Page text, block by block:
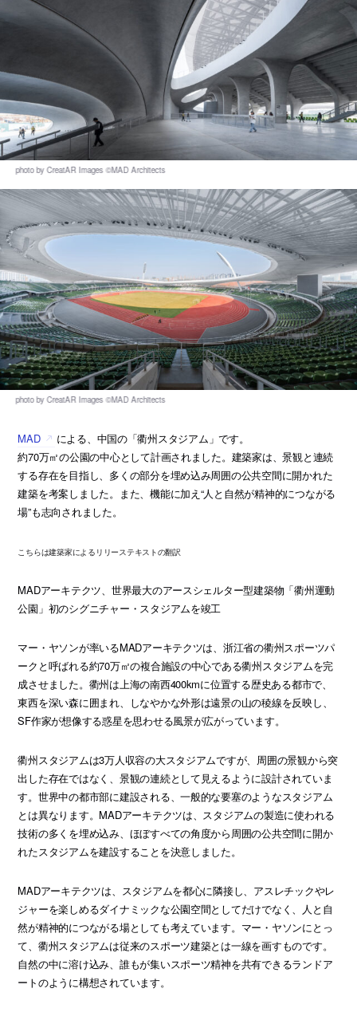
MAD
による、中国の「衢州スタジアム」です。
約70万㎡の公園の中心として計画されました。建築家は、景観と連続
する存在を目指し、多くの部分を埋め込み周囲の公共空間に開かれた
建築を考案しました。また、機能に加え“人と自然が精神的につながる
場”も志向されました。
こちらは建築家によるリリーステキストの翻訳
MADアーキテクツ、世界最大のアースシェルター型建築物「衢州運動
公園」初のシグニチャー・スタジアムを竣工
マー・ヤソンが率いるMADアーキテクツは、浙江省の衢州スポーツパ
ークと呼ばれる約70万㎡の複合施設の中心である衢州スタジアムを完
成させました。衢州は上海の南西400kmに位置する歴史ある都市で、
東西を深い森に囲まれ、しなやかな外形は遠景の山の稜線を反映し、
SF作家が想像する惑星を思わせる風景が広がっています。
衢州スタジアムは3万人収容の大スタジアムですが、周囲の景観から突
出した存在ではなく、景観の連続として見えるように設計されていま
す。世界中の都市部に建設される、一般的な要塞のようなスタジアム
とは異なります。MADアーキテクツは、スタジアムの製造に使われる
技術の多くを埋め込み、ほぼすべての角度から周囲の公共空間に開か
れたスタジアムを建設することを決意しました。
MADアーキテクツは、スタジアムを都心に隣接し、アスレチックやレ
ジャーを楽しめるダイナミックな公園空間としてだけでなく、人と自
然が精神的につながる場としても考えています。マー・ヤソンにとっ
て、衢州スタジアムは従来のスポーツ建築とは一線を画すものです。
自然の中に溶け込み、誰もが集いスポーツ精神を共有できるランドア
ートのように構想されています。